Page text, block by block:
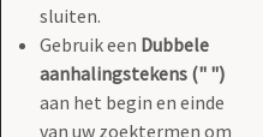
sluiten.
Gebruik een Dubbele
aanhalingstekens (" ")
aan het begin en einde
van uw zoektermen om